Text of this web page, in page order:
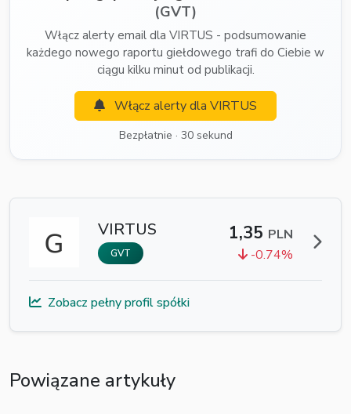
(GVT)
Włącz alerty email dla VIRTUS - podsumowanie
każdego nowego raportu giełdowego trafi do Ciebie w
ciągu kilku minut od publikacji.
Włącz alerty dla VIRTUS
Bezpłatnie · 30 sekund
VIRTUS
GVT
1,35 PLN
-0.74%
Zobacz pełny profil spółki
Powiązane artykuły